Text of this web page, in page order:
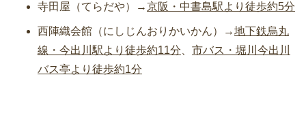
寺田屋（てらだや）→京阪・中書島駅より徒歩約5分
西陣織会館（にしじんおりかいかん）→地下鉄烏丸
線・今出川駅より徒歩約11分
市バス・堀川今出川
バス亭より徒歩約1分